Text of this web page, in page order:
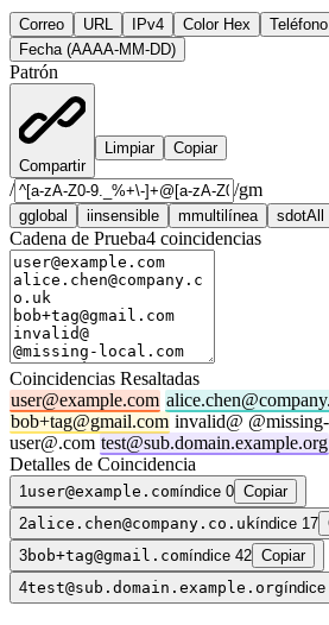
Correo URL IPv4 Color Hex
Fecha (AAAA-MM-DD)
Patrón
Compartir
Limpiar Copiar
/ /gm
gglobal iinsensible mmultilínea sdotAll
Cadena de Prueba4 coincidencias
Coincidencias Resaltadas
user@example.com
bob+tag@gmail.com invalid@
user@.com test@sub.domain.example.org
Detalles de Coincidencia
1 user@example.comíndice 0 Copiar
2alice.chen@company.co.ukíndice 17
3bob+tag@gmail.comíndice 42 Copiar
4test@sub.domain.example.orgíndice